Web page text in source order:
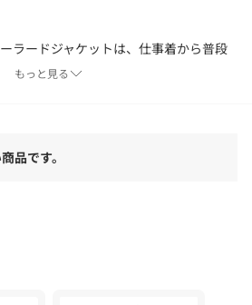
ラードジャケットは、仕事着から普段
躍してくれます。
リウレタン5%
ング可
もっと見る
品です。